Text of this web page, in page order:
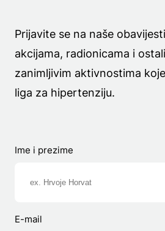
Prijavite se na naše
akcijama, radionicama i
zanimljivim aktivnostima
liga za hipertenziju.
Ime i prezime
E-mail